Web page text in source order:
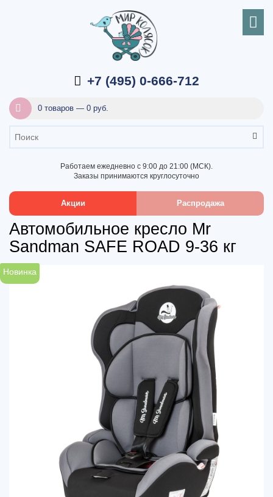
+7 (495) 0-666-712
0 товаров — 0 руб.
Работаем ежедневно с 9:00 до 21:00 (МСК).
Заказы принимаются круглосуточно
Акции Распродажа
Автомобильное кресло Mr
Sandman SAFE ROAD 9-36 кг
Новинка